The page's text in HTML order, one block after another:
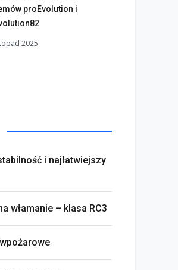
proEvolution i
2025
i najłatwiejszy
włamanie – klasa RC3